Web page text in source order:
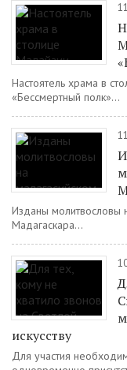
Настоятель храма в
«Бессмертный полк»...
Изданы молитвословы
Мадагаскара...
искусству
Для участия